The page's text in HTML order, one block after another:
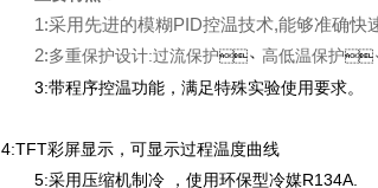
1:采用先进的模糊PID控温技术,能够准确快
2:多重保护设计:过流保护、 高低温保护
3:带程序控温功能，满足特殊实验使用要求。
4:TFT彩屏显示，可显示过程温度曲线
5:采用压缩机制冷 ，使用环保型冷媒R134A.